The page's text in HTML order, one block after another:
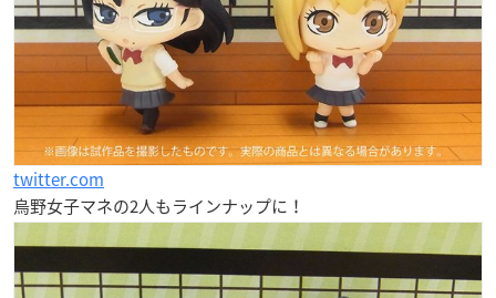
twitter.com
烏野女子マネの2人もラインナップに！